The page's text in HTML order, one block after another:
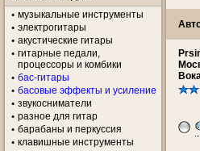
музыкальные инструменты
электрогитары
акустические гитары
гитарные педали,
процессоры и комбики
бас-гитары
басовые эффекты и усиление
звукосниматели
разное для гитар
барабаны и перкуссия
клавишные инструменты